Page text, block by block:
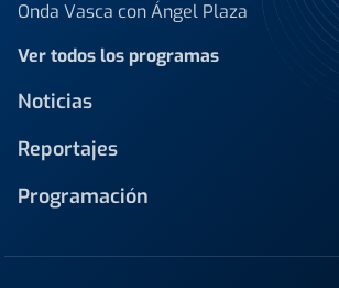
Onda Vasca con Ángel Plaza
Ver todos los programas
Noticias
Reportajes
Programación